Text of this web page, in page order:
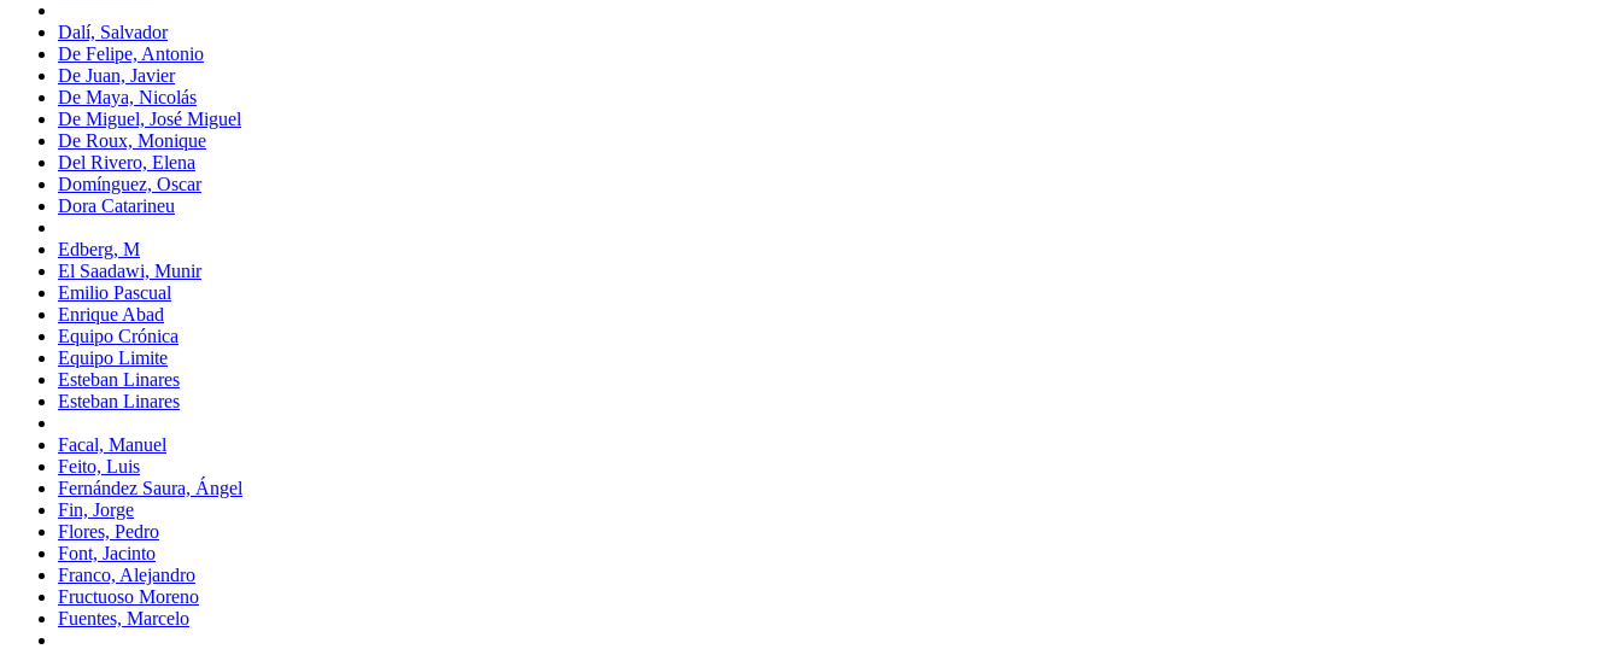
Dalí, Salvador
De Felipe, Antonio
De Juan, Javier
De Maya, Nicolás
De Miguel, José Miguel
De Roux, Monique
Del Rivero, Elena
Domínguez, Oscar
Dora Catarineu
Edberg, M
El Saadawi, Munir
Emilio Pascual
Enrique Abad
Equipo Crónica
Equipo Limite
Esteban Linares
Esteban Linares
Facal, Manuel
Feito, Luis
Fernández Saura, Ángel
Fin, Jorge
Flores, Pedro
Font, Jacinto
Franco, Alejandro
Fructuoso Moreno
Fuentes, Marcelo